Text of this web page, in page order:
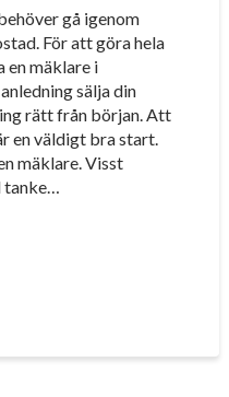
gå igenom
För att göra hela
en mäklare i
sälja din
rätt från början. Att
en väldigt bra start.
mäklare. Visst
tanke…